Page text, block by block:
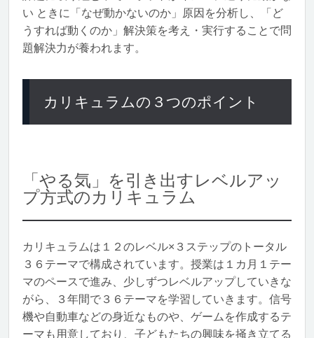
い ときに「なぜ動かないのか」原因を分析し、「ど
うすれば動くのか」解決策を考え・実行することで問
題解決力が養われます。
カリキュラムの３つのポイント
「やる気」を引き出すレベルアッ
プ方式のカリキュラム
カリキュラムは１２のレベル×３ステップのトータル
３６テーマで構成されています。授業は１カ月１テー
マのペースで進み、少しずつレベルアップしていきな
がら、３年間で３６テーマを学習していきます。信号
機や自動車などの身近なものや、ゲームを作成するテ
ーマも用意しており、子どもたちの興味を掻き立てる